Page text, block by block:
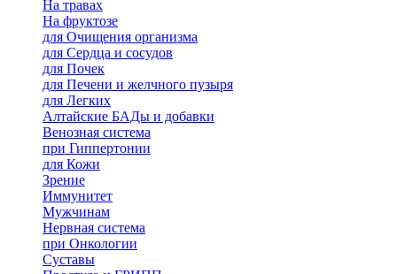
На травах
На фруктозе
для Очищения организма
для Сердца и сосудов
для Почек
для Печени и желчного пузыря
для Легких
Алтайские БАДы и добавки
Венозная система
при Гиппертонии
для Кожи
Зрение
Иммунитет
Мужчинам
Нервная система
при Онкологии
Суставы